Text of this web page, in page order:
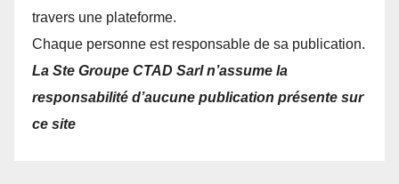
travers une plateforme.
Chaque personne est responsable de sa publication.
La Ste Groupe CTAD Sarl n’assume la
responsabilité d’aucune publication présente sur
ce site